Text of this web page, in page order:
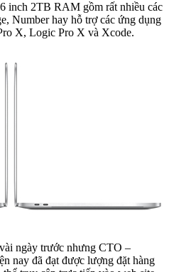
inch 2TB RAM gồm rất nhiều các
Number hay hỗ trợ các ứng dụng
X, Logic Pro X và Xcode.
ngày trước nhưng CTO –
nay đã đạt được lượng đặt hàng